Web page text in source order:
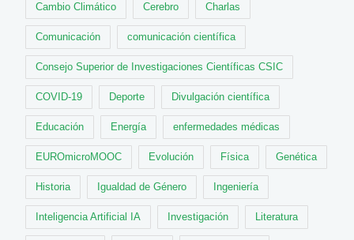
Cambio Climático Cerebro Charlas
Comunicación comunicación científica
Consejo Superior de Investigaciones Científicas CSIC
COVID-19 Deporte Divulgación científica
Educación Energía enfermedades médicas
EUROmicroMOOC Evolución Física Genética
Historia Igualdad de Género Ingeniería
Inteligencia Artificial IA Investigación Literatura